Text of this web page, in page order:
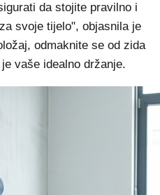
da stojite pravilno i
svoje tijelo", objasnila je
odmaknite se od zida
vaše idealno držanje.